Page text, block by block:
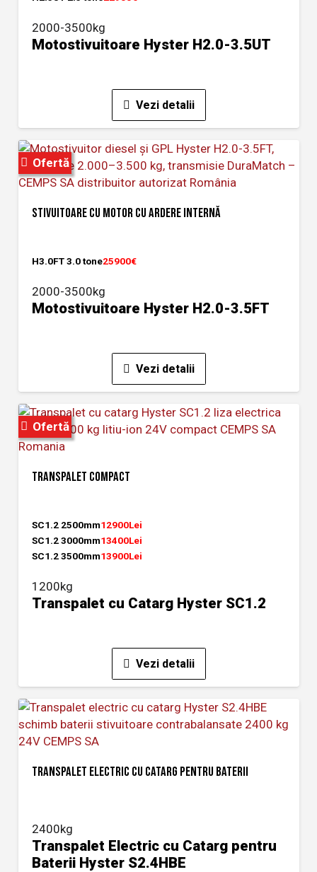
2000-3500kg
Motostivuitoare Hyster H2.0-3.5UT
Vezi detalii
Ofertă
STIVUITOARE CU MOTOR CU ARDERE INTERNĂ
H3.0FT 3.0 tone25900€
2000-3500kg
Motostivuitoare Hyster H2.0-3.5FT
Vezi detalii
Ofertă
TRANSPALET COMPACT
SC1.2 2500mm12900Lei
SC1.2 3000mm13400Lei
SC1.2 3500mm13900Lei
1200kg
Transpalet cu Catarg Hyster SC1.2
Vezi detalii
TRANSPALET ELECTRIC CU CATARG PENTRU BATERII
2400kg
Transpalet Electric cu Catarg pentru
Baterii Hyster S2.4HBE